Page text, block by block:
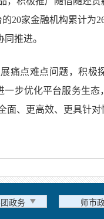
20家金融机构累计为
推进。
痛点难点问题，积极
步优化平台服务生态
面、更高效、更具针
政务 师市